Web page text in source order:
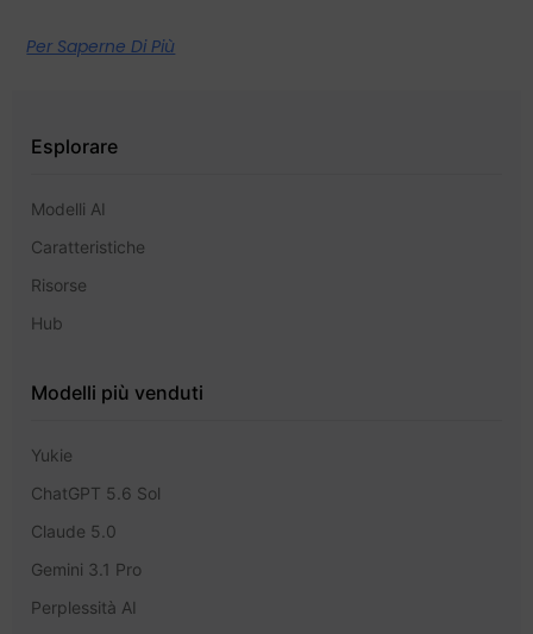
Per Saperne Di Più
Esplorare
Modelli AI
Caratteristiche
Risorse
Hub
Modelli più venduti
Yukie
ChatGPT 5.6 Sol
Claude 5.0
Gemini 3.1 Pro
Perplessità AI